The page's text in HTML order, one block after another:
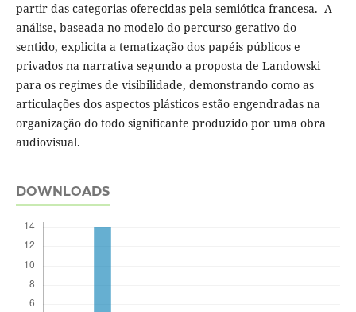
partir das categorias oferecidas pela semiótica francesa. A
análise, baseada no modelo do percurso gerativo do
sentido, explicita a tematização dos papéis públicos e
privados na narrativa segundo a proposta de Landowski
para os regimes de visibilidade, demonstrando como as
articulações dos aspectos plásticos estão engendradas na
organização do todo significante produzido por uma obra
audiovisual.
DOWNLOADS